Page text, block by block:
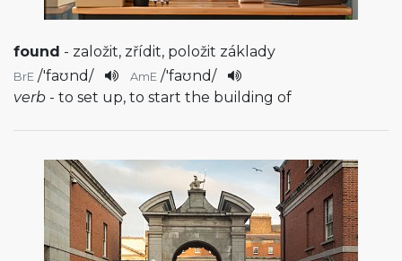
found - založit, zřídit, položit základy
BrE /'faʊnd/ AmE /'faʊnd/
verb - to set up, to start the building of